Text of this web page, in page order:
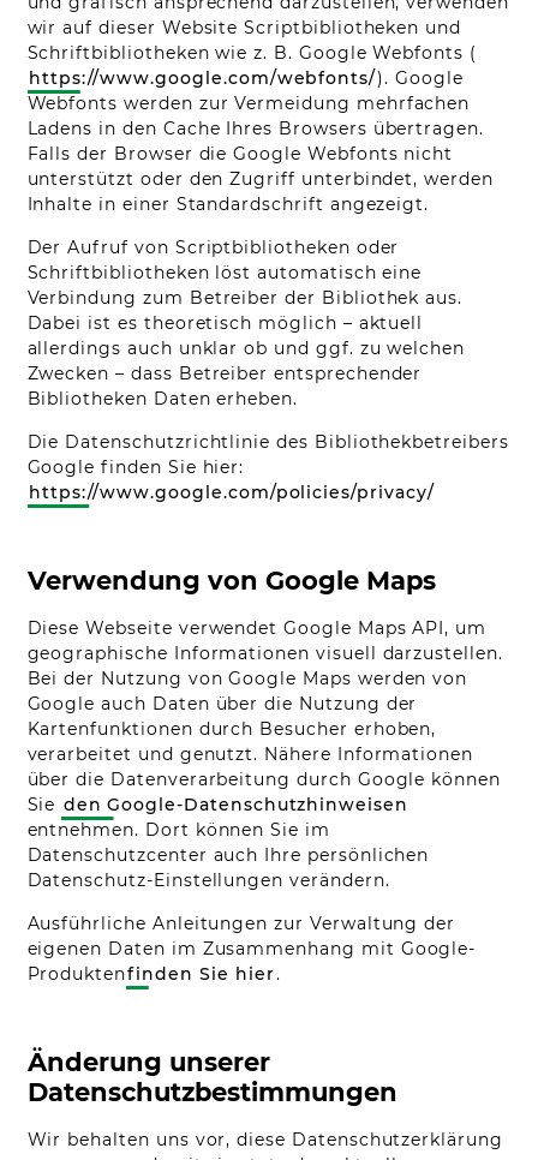
wir auf dieser Website Scriptbibliotheken und
Schriftbibliotheken wie z. B. Google Webfonts (
https://www.google.com/webfonts/). Google
Webfonts werden zur Vermeidung mehrfachen
Ladens in den Cache Ihres Browsers übertragen.
Falls der Browser die Google Webfonts nicht
unterstützt oder den Zugriff unterbindet, werden
Inhalte in einer Standardschrift angezeigt.
Der Aufruf von Scriptbibliotheken oder
Schriftbibliotheken löst automatisch eine
Verbindung zum Betreiber der Bibliothek aus.
Dabei ist es theoretisch möglich – aktuell
allerdings auch unklar ob und ggf. zu welchen
Zwecken – dass Betreiber entsprechender
Bibliotheken Daten erheben.
Die Datenschutzrichtlinie des Bibliothekbetreibers
Google finden Sie hier:
https://www.google.com/policies/privacy/
Verwendung von Google Maps
Diese Webseite verwendet Google Maps API, um
geographische Informationen visuell darzustellen.
Bei der Nutzung von Google Maps werden von
Google auch Daten über die Nutzung der
Kartenfunktionen durch Besucher erhoben,
verarbeitet und genutzt. Nähere Informationen
über die Datenverarbeitung durch Google können
Sie den Google-Datenschutzhinweisen
entnehmen. Dort können Sie im
Datenschutzcenter auch Ihre persönlichen
Datenschutz-Einstellungen verändern.
Ausführliche Anleitungen zur Verwaltung der
eigenen Daten im Zusammenhang mit Google-
Produktenfinden Sie hier.
Änderung unserer
Datenschutzbestimmungen
Wir behalten uns vor, diese Datenschutzerklärung